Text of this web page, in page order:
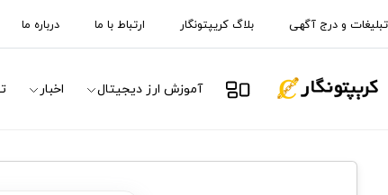
تبلیغات و درج آگهی بلاگ کریپتونگار ارتباط با ما درباره ما
آموزش ارز دیجیتال اخبار